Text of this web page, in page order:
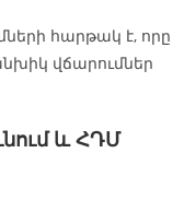
հարթակ է, որը
վճարումներ
և ՀԴՄ